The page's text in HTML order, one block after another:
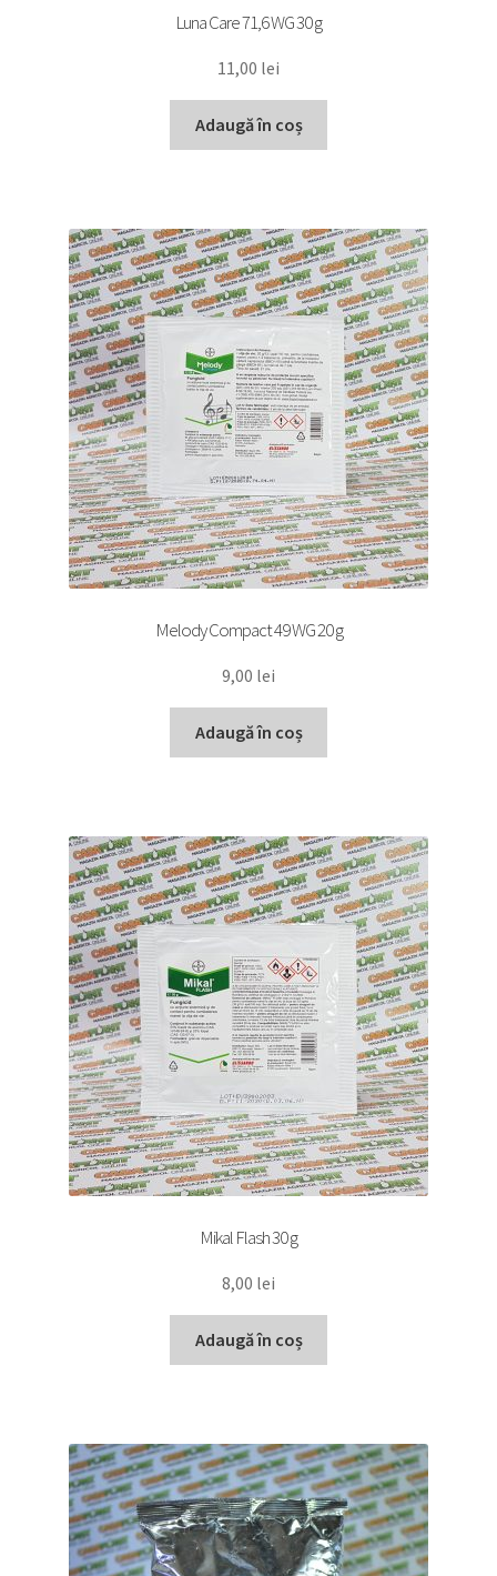
Luna Care 71,6 WG 30 g
11,00 lei
Adaugă în coș
Melody Compact 49 WG 20 g
9,00 lei
Adaugă în coș
Mikal Flash 30 g
8,00 lei
Adaugă în coș